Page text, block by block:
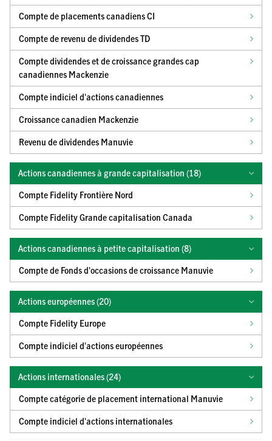
Compte de placements canadiens CI
Compte de revenu de dividendes TD
Compte dividendes et de croissance grandes cap
canadiennes Mackenzie
Compte indiciel d'actions canadiennes
Croissance canadien Mackenzie
Revenu de dividendes Manuvie
Actions canadiennes à grande capitalisation (18)
Compte Fidelity Frontière Nord
Compte Fidelity Grande capitalisation Canada
Actions canadiennes à petite capitalisation (8)
Compte de Fonds d'occasions de croissance Manuvie
Actions européennes (20)
Compte Fidelity Europe
Compte indiciel d'actions européennes
Actions internationales (24)
Compte catégorie de placement international Manuvie
Compte indiciel d'actions internationales